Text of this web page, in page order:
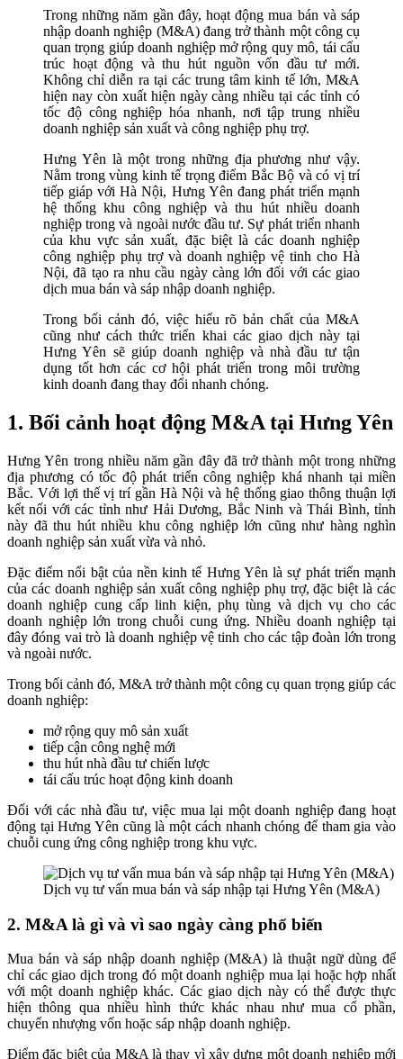
Trong những năm gần đây, hoạt động mua bán và sáp
nhập doanh nghiệp (M&A) đang trở thành một công cụ
quan trọng giúp doanh nghiệp mở rộng quy mô, tái cấu
trúc hoạt động và thu hút nguồn vốn đầu tư mới.
Không chỉ diễn ra tại các trung tâm kinh tế lớn, M&A
hiện nay còn xuất hiện ngày càng nhiều tại các tỉnh có
tốc độ công nghiệp hóa nhanh, nơi tập trung nhiều
doanh nghiệp sản xuất và công nghiệp phụ trợ.
Hưng Yên là một trong những địa phương như vậy.
Nằm trong vùng kinh tế trọng điểm Bắc Bộ và có vị trí
tiếp giáp với Hà Nội, Hưng Yên đang phát triển mạnh
hệ thống khu công nghiệp và thu hút nhiều doanh
nghiệp trong và ngoài nước đầu tư. Sự phát triển nhanh
của khu vực sản xuất, đặc biệt là các doanh nghiệp
công nghiệp phụ trợ và doanh nghiệp vệ tinh cho Hà
Nội, đã tạo ra nhu cầu ngày càng lớn đối với các giao
dịch mua bán và sáp nhập doanh nghiệp.
Trong bối cảnh đó, việc hiểu rõ bản chất của M&A
cũng như cách thức triển khai các giao dịch này tại
Hưng Yên sẽ giúp doanh nghiệp và nhà đầu tư tận
dụng tốt hơn các cơ hội phát triển trong môi trường
kinh doanh đang thay đổi nhanh chóng.
1. Bối cảnh hoạt động M&A tại Hưng Yên
Hưng Yên trong nhiều năm gần đây đã trở thành một trong những
địa phương có tốc độ phát triển công nghiệp khá nhanh tại miền
Bắc. Với lợi thế vị trí gần Hà Nội và hệ thống giao thông thuận lợi
kết nối với các tỉnh như Hải Dương, Bắc Ninh và Thái Bình, tỉnh
này đã thu hút nhiều khu công nghiệp lớn cũng như hàng nghìn
doanh nghiệp sản xuất vừa và nhỏ.
Đặc điểm nổi bật của nền kinh tế Hưng Yên là sự phát triển mạnh
của các doanh nghiệp sản xuất công nghiệp phụ trợ, đặc biệt là các
doanh nghiệp cung cấp linh kiện, phụ tùng và dịch vụ cho các
doanh nghiệp lớn trong chuỗi cung ứng. Nhiều doanh nghiệp tại
đây đóng vai trò là doanh nghiệp vệ tinh cho các tập đoàn lớn trong
và ngoài nước.
Trong bối cảnh đó, M&A trở thành một công cụ quan trọng giúp các
doanh nghiệp:
mở rộng quy mô sản xuất
tiếp cận công nghệ mới
thu hút nhà đầu tư chiến lược
tái cấu trúc hoạt động kinh doanh
Đối với các nhà đầu tư, việc mua lại một doanh nghiệp đang hoạt
động tại Hưng Yên cũng là một cách nhanh chóng để tham gia vào
chuỗi cung ứng công nghiệp trong khu vực.
Dịch vụ tư vấn mua bán và sáp nhập tại Hưng Yên (M&A)
2. M&A là gì và vì sao ngày càng phổ biến
Mua bán và sáp nhập doanh nghiệp (M&A) là thuật ngữ dùng để
chỉ các giao dịch trong đó một doanh nghiệp mua lại hoặc hợp nhất
với một doanh nghiệp khác. Các giao dịch này có thể được thực
hiện thông qua nhiều hình thức khác nhau như mua cổ phần,
chuyển nhượng vốn hoặc sáp nhập doanh nghiệp.
Điểm đặc biệt của M&A là thay vì xây dựng một doanh nghiệp mới